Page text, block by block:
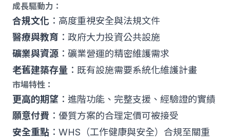
成長驅動力：
合規文化 ：高度重視安全與法規文件
醫療與教育 ：政府大力投資公共設施
礦業與資源 ：礦業營運的精密維護需求
老舊建築存量 ：既有設施需要系統化維護計畫
市場特性：
更高的期望 ：進階功能、完整支援、經驗證的實績
願意付費 ：優質方案的合理定價可被接受
安全重點 ：WHS（工作健康與安全）合規至關重